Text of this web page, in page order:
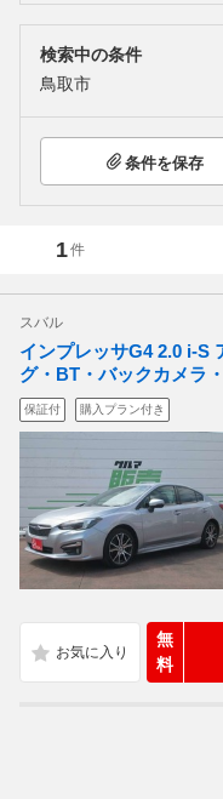
検索中の条件
鳥取市
条件を保存
1件
スバル
インプレッサG4 2.0 i-S
グ・BT・バックカメラ
保証付 購入プラン付き
無
料